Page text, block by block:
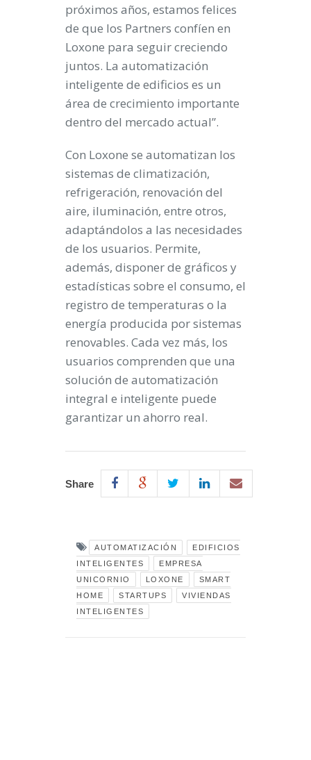
próximos años, estamos felices
de que los Partners confíen en
Loxone para seguir creciendo
juntos. La automatización
inteligente de edificios es un
área de crecimiento importante
dentro del mercado actual”.
Con Loxone se automatizan los
sistemas de climatización,
refrigeración, renovación del
aire, iluminación, entre otros,
adaptándolos a las necesidades
de los usuarios. Permite,
además, disponer de gráficos y
estadísticas sobre el consumo, el
registro de temperaturas o la
energía producida por sistemas
renovables. Cada vez más, los
usuarios comprenden que una
solución de automatización
integral e inteligente puede
garantizar un ahorro real.
Share
AUTOMATIZACIÓN
EDIFICIOS
INTELIGENTES
EMPRESA
UNICORNIO
LOXONE
SMART
HOME
STARTUPS
VIVIENDAS
INTELIGENTES